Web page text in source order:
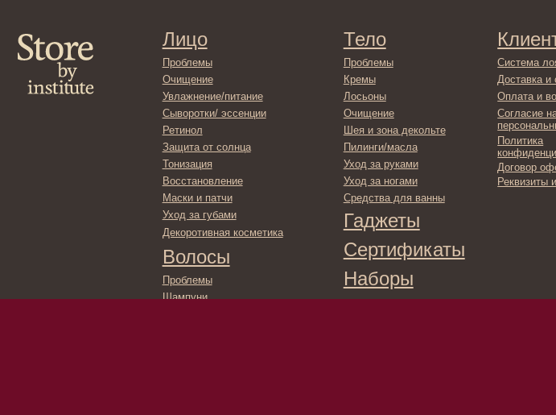
Гаджеты
Сертификаты
Наборы
Уход за губами
Декоротивная косметика
Волосы
Проблемы
Шампуни
Кондиционеры/бальзамы
Маски/скрабы
Сыворотки/лосьоны
Спреи
Средства для укладки